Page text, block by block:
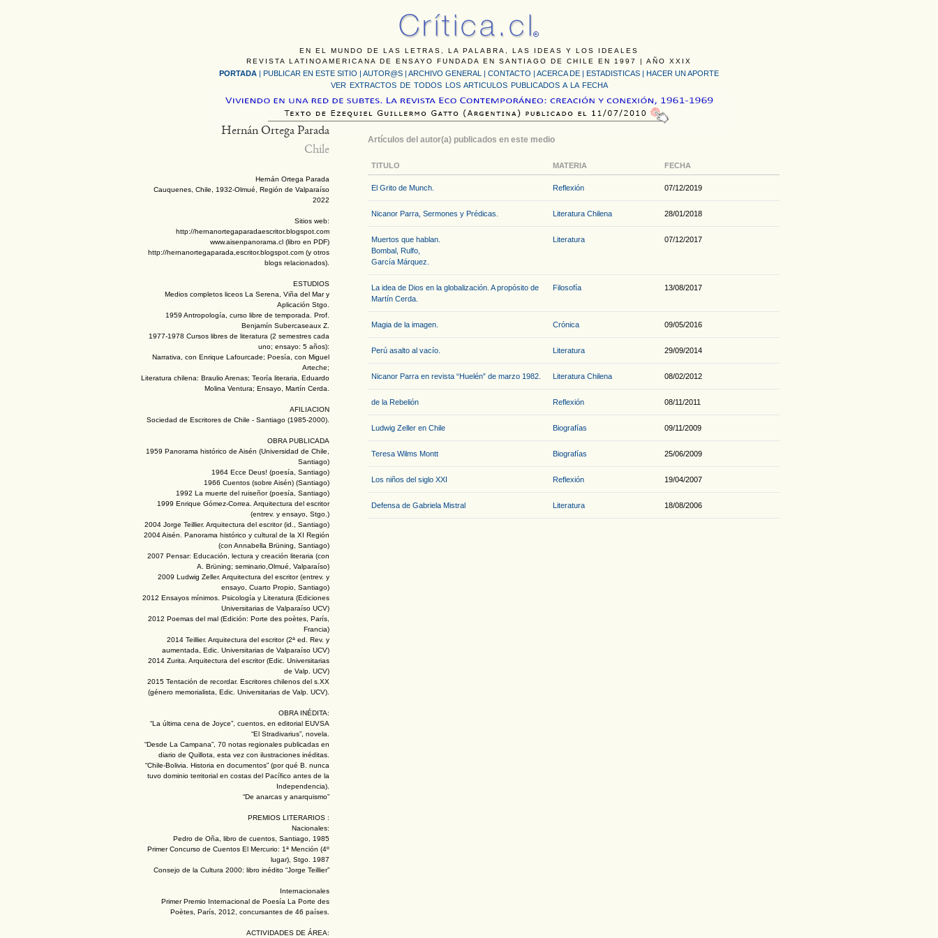
EN EL MUNDO DE LAS LETRAS, LA PALABRA, LAS IDEAS Y LOS IDEALES
REVISTA LATINOAMERICANA DE ENSAYO FUNDADA EN SANTIAGO DE CHILE EN 1997 | AÑO XXIX
PORTADA | PUBLICAR EN ESTE SITIO | AUTOR@S | ARCHIVO GENERAL | CONTACTO | ACERCA DE | ESTADISTICAS | HACER UN APORTE
VER EXTRACTOS DE TODOS LOS ARTICULOS PUBLICADOS A LA FECHA
Hernán Ortega Parada
Chile
Hernán Ortega Parada
Cauquenes, Chile, 1932-Olmué, Región de Valparaíso
2022
Sitios web:
http://hernanortegaparadaescritor.blogspot.com
www.aisenpanorama.cl (libro en PDF)
http://hernanortegaparada,escritor.blogspot.com (y otros
blogs relacionados).
ESTUDIOS
Medios completos liceos La Serena, Viña del Mar y
Aplicación Stgo.
1959 Antropología, curso libre de temporada. Prof.
Benjamín Subercaseaux Z.
1977-1978 Cursos libres de literatura (2 semestres cada
uno; ensayo: 5 años):
Narrativa, con Enrique Lafourcade; Poesía, con Miguel
Arteche;
Literatura chilena: Braulio Arenas; Teoría literaria, Eduardo
Molina Ventura; Ensayo, Martín Cerda.
AFILIACION
Sociedad de Escritores de Chile - Santiago (1985-2000).
OBRA PUBLICADA
1959 Panorama histórico de Aisén (Universidad de Chile,
Santiago)
1964 Ecce Deus! (poesía, Santiago)
1966 Cuentos (sobre Aisén) (Santiago)
1992 La muerte del ruiseñor (poesía, Santiago)
1999 Enrique Gómez-Correa. Arquitectura del escritor
(entrev. y ensayo, Stgo.)
2004 Jorge Teillier. Arquitectura del escritor (id., Santiago)
2004 Aisén. Panorama histórico y cultural de la XI Región
(con Annabella Brüning, Santiago)
2007 Pensar: Educación, lectura y creación literaria (con
A. Brüning; seminario,Olmué, Valparaíso)
2009 Ludwig Zeller. Arquitectura del escritor (entrev. y
ensayo, Cuarto Propio, Santiago)
2012 Ensayos mínimos. Psicología y Literatura (Ediciones
Universitarias de Valparaíso UCV)
2012 Poemas del mal (Edición: Porte des poètes, París,
Francia)
2014 Teillier. Arquitectura del escritor (2ª ed. Rev. y
aumentada, Edic. Universitarias de Valparaíso UCV)
2014 Zurita. Arquitectura del escritor (Edic. Universitarias
de Valp. UCV)
2015 Tentación de recordar. Escritores chilenos del s.XX
(género memorialista, Edic. Universitarias de Valp. UCV).
OBRA INÉDITA:
“La última cena de Joyce”, cuentos, en editorial EUVSA
“El Stradivarius”, novela.
“Desde La Campana”, 70 notas regionales publicadas en
diario de Quillota, esta vez con ilustraciones inéditas.
“Chile-Bolivia. Historia en documentos” (por qué B. nunca
tuvo dominio territorial en costas del Pacífico antes de la
Independencia).
“De anarcas y anarquismo”
PREMIOS LITERARIOS :
Nacionales:
Pedro de Oña, libro de cuentos, Santiago, 1985
Primer Concurso de Cuentos El Mercurio: 1ª Mención (4º
lugar), Stgo. 1987
Consejo de la Cultura 2000: libro inédito “Jorge Teillier”
Internacionales
Primer Premio Internacional de Poesía La Porte des
Poètes, París, 2012, concursantes de 46 países.
ACTIVIDADES DE ÁREA:
Artículos del autor(a) publicados en este medio
TITULO MATERIA FECHA
El Grito de Munch. Reflexión 07/12/2019
Nicanor Parra, Sermones y Prédicas. Literatura Chilena 28/01/2018
Muertos que hablan.
Bombal, Rulfo,
García Márquez.
Literatura 07/12/2017
La idea de Dios en la globalización. A propósito de
Martín Cerda.
Filosofía 13/08/2017
Magia de la imagen. Crónica 09/05/2016
Perú asalto al vacío. Literatura 29/09/2014
Nicanor Parra en revista “Huelén” de marzo 1982. Literatura Chilena 08/02/2012
de la Rebelión Reflexión 08/11/2011
Ludwig Zeller en Chile Biografías 09/11/2009
Teresa Wilms Montt Biografías 25/06/2009
Los niños del siglo XXI Reflexión 19/04/2007
Defensa de Gabriela Mistral Literatura 18/08/2006